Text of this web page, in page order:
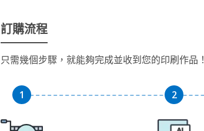
訂購流程
只需幾個步驟，就能夠完成並收到您的印刷作品！